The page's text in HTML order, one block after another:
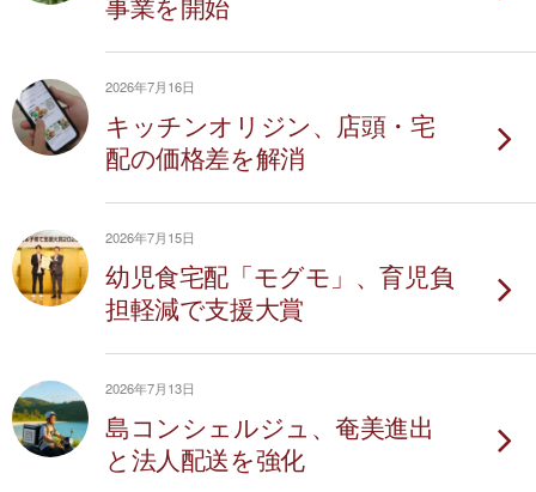
2026年7月16日
キッチンオリジン、店頭・宅
配の価格差を解消
2026年7月15日
幼児食宅配「モグモ」、育児負
担軽減で支援大賞
2026年7月13日
島コンシェルジュ、奄美進出
と法人配送を強化